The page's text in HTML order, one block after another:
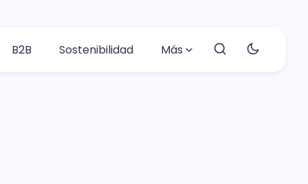
B2B Sostenibilidad Más